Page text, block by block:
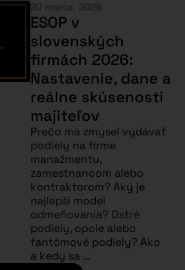
20 marca, 2026
ESOP v
slovenských
firmách 2026:
Nastavenie, dane a
reálne skúsenosti
majiteľov
Prečo má zmysel vydávať
podiely na firme
manažmentu,
zamestnancom alebo
kontraktorom? Aký je
najlepší model
odmeňovania? Ostré
podiely, opcie alebo
fantómové podiely? Ako
a kedy sa ...